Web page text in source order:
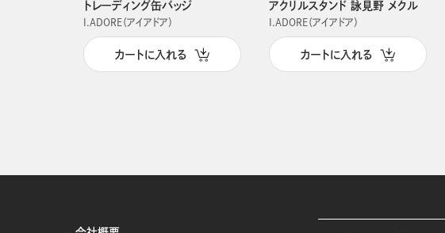
トレーディング缶バッジ
I.ADORE（アイアドア）
カートに入れる
アクリルスタンド 詠見野 メクル
I.ADORE（アイアドア）
カートに入れる